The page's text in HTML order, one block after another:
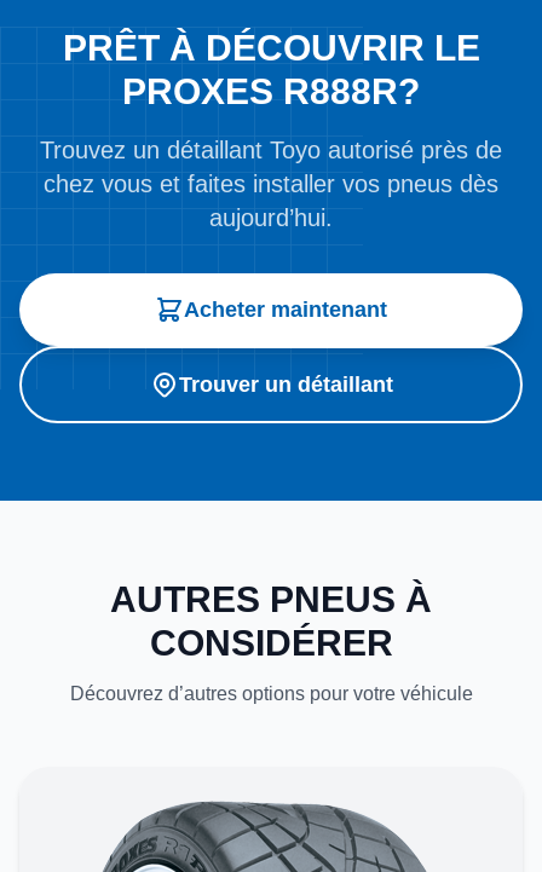
PRÊT À DÉCOUVRIR LE
PROXES R888R?
Trouvez un détaillant Toyo autorisé près de
chez vous et faites installer vos pneus dès
aujourd’hui.
Acheter maintenant
Trouver un détaillant
AUTRES PNEUS À
CONSIDÉRER
Découvrez d’autres options pour votre véhicule